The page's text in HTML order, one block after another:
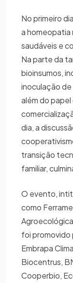
No primeiro
a homeopatia
saudáveis e
Na parte da
bioinsumos,
inoculação
além do
dia, a
transição
familiar,
O evento,
como
Agroecológica
foi promovido
Embrapa
Biocentrus,
Cooperbio,